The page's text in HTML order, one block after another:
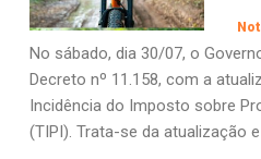
No sábado, dia 30/07, o
Decreto nº 11.158, com a
Incidência do Imposto sobre
(TIPI). Trata-se da atualização